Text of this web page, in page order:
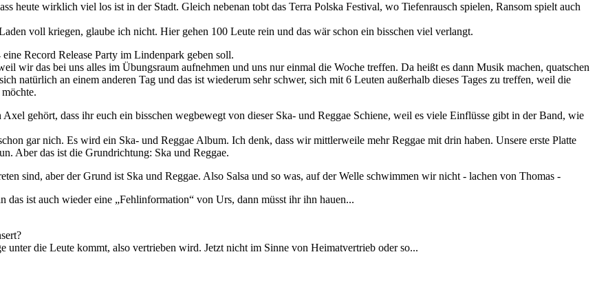
heute wirklich viel los ist in der Stadt. Gleich nebenan tobt das Terra Polska Festival, wo Tiefenrausch spielen, Ransom spielt auch
voll kriegen, glaube ich nicht. Hier gehen 100 Leute rein und das wär schon ein bisschen viel verlangt.
Record Release Party im Lindenpark geben soll.
wir das bei uns alles im Übungsraum aufnehmen und uns nur einmal die Woche treffen. Da heißt es dann Musik machen, quatschen
natürlich an einem anderen Tag und das ist wiederum sehr schwer, sich mit 6 Leuten außerhalb dieses Tages zu treffen, weil die
gehört, dass ihr euch ein bisschen wegbewegt von dieser Ska- und Reggae Schiene, weil es viele Einflüsse gibt in der Band, wie
gar nich. Es wird ein Ska- und Reggae Album. Ich denk, dass wir mittlerweile mehr Reggae mit drin haben. Unsere erste Platte
Aber das ist die Grundrichtung: Ska und Reggae.
sind, aber der Grund ist Ska und Reggae. Also Salsa und so was, auf der Welle schwimmen wir nicht - lachen von Thomas -
das ist auch wieder eine „Fehlinformation“ von Urs, dann müsst ihr ihn hauen...
unter die Leute kommt, also vertrieben wird. Jetzt nicht im Sinne von Heimatvertrieb oder so...